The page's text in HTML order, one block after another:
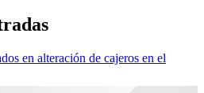
en alteración de cajeros en el